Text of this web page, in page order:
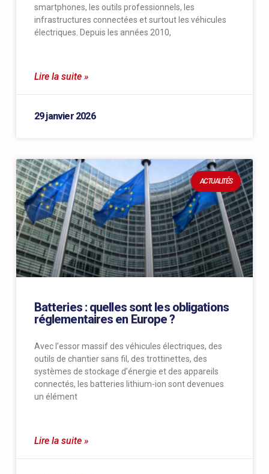
smartphones, les outils professionnels, les
infrastructures connectées et surtout les véhicules
électriques. Depuis les années 2010,
Lire la suite »
29 janvier 2026
ACTUALITÉS
Batteries : quelles sont les obligations
réglementaires en Europe ?
Avec l’essor massif des véhicules électriques, des
outils de chantier sans fil, des trottinettes, des
systèmes de stockage d’énergie et des appareils
connectés, les batteries lithium-ion sont devenues
un élément
Lire la suite »